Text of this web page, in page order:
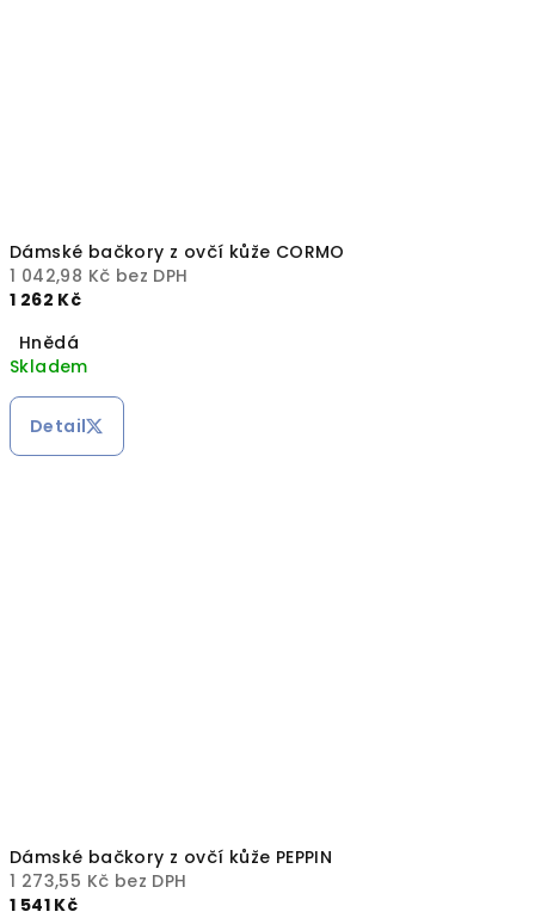
Dámské bačkory z ovčí kůže CORMO
1 042,98 Kč bez DPH
1 262 Kč
Hnědá
Skladem
Detail
Dámské bačkory z ovčí kůže PEPPIN
1 273,55 Kč bez DPH
1 541 Kč